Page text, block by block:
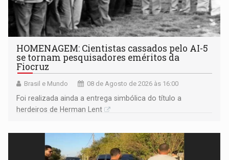
HOMENAGEM: Cientistas cassados pelo AI-5
se tornam pesquisadores eméritos da
Fiocruz
Brasil e Mundo 08 de Agosto de 2026 às 16:00
Foi realizada ainda a entrega simbólica do título a
herdeiros de Herman Lent